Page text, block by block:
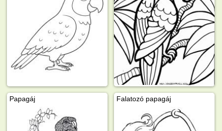
Papagáj Falatozó papagáj